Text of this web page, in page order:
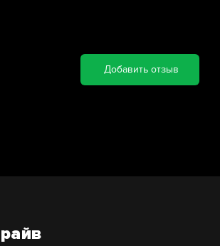
Добавить отзыв